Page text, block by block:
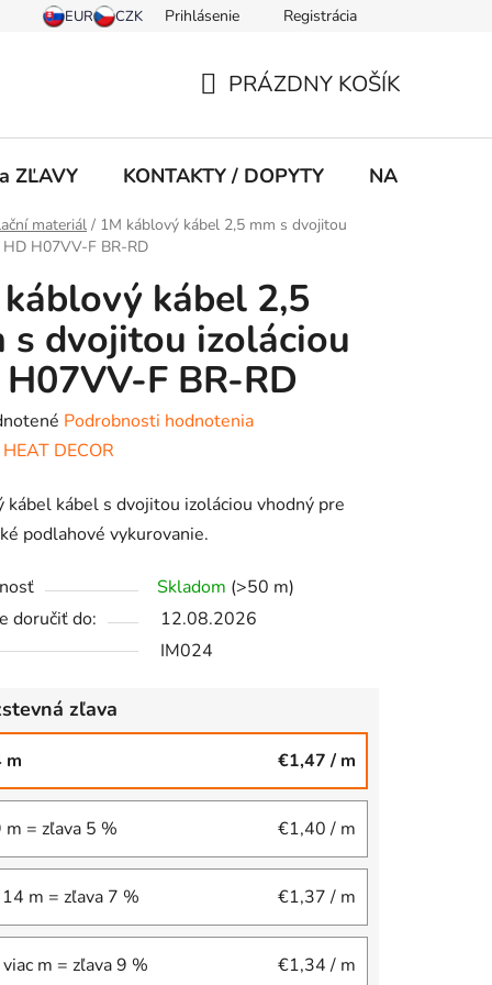
Prihlásenie Registrácia
KOŠÍK
PRÁZDNY KOŠÍK
ZĽAVY KONTAKTY / DOPYTY NA
materiál / 1M káblový kábel 2,5 mm s dvojitou
HD H07VV-F BR-RD
kábel 2,5
s dvojitou izoláciou
F BR-RD
Podrobnosti hodnotenia
HEAT DECOR
kábel kábel s dvojitou izoláciou vhodný pre
podlahové vykurovanie.
Skladom (>50 m)
doručiť do:
12.08.2026
IM024
zľava
m €1,47 / m
m = zľava 5 % €1,40 / m
m = zľava 7 % €1,37 / m
m = zľava 9 % €1,34 / m